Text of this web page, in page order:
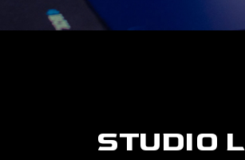
STUDIO